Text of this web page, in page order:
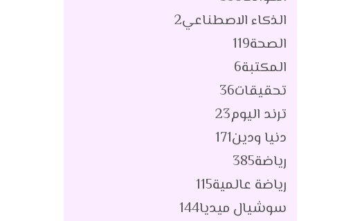
الذكاء الاصطناعي2
الصحة119
المكتبة6
تحقيقات36
ترند اليوم23
دنيا ودين171
رياضة385
رياضة عالمية115
سوشيال ميديا144